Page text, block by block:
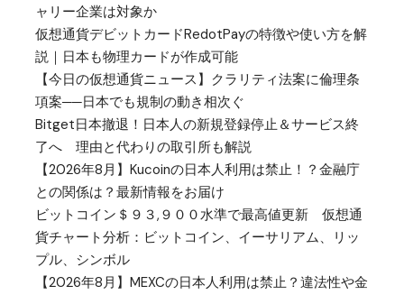
ャリー企業は対象か
仮想通貨デビットカードRedotPayの特徴や使い方を解
説｜日本も物理カードが作成可能
【今日の仮想通貨ニュース】クラリティ法案に倫理条
項案──日本でも規制の動き相次ぐ
Bitget日本撤退！日本人の新規登録停止＆サービス終
了へ 理由と代わりの取引所も解説
【2026年8月】Kucoinの日本人利用は禁止！？金融庁
との関係は？最新情報をお届け
ビットコイン＄９３,９００水準で最高値更新 仮想通
貨チャート分析：ビットコイン、イーサリアム、リッ
プル、シンボル
【2026年8月】MEXCの日本人利用は禁止？違法性や金